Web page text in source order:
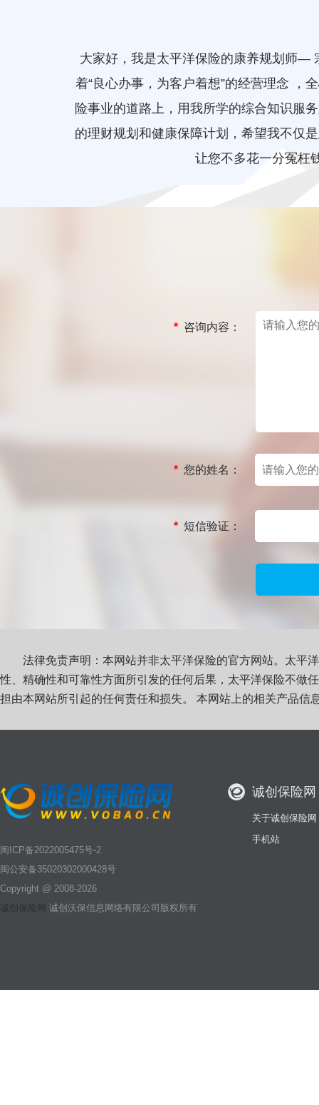
大家好，我是太平洋保险的康养规划师—
着“良心办事，为客户着想”的经营理念 ，
险事业的道路上，用我所学的综合知识服
的理财规划和健康保障计划，希望我不仅
让您不多花一分冤枉
* 咨询内容：
* 您的姓名：
* 短信验证：
法律免责声明：本网站并非太平洋保险的官方网站。太平
性、精确性和可靠性方面所引发的任何后果，太平洋保险不做
担由本网站所引起的任何责任和损失。 本网站上的相关产品
闽ICP备2022005475号-2
闽公安备35020302000428号
Copyright @ 2008-2026
诚创保险网 诚创沃保信息网络有限公司版权所有
诚创保险网
关于诚创保险网
手机站